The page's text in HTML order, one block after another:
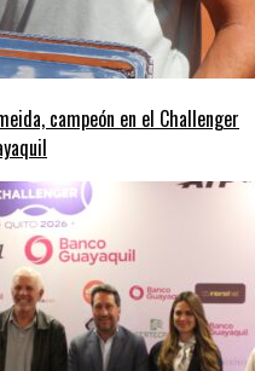
campeón en el Challenger